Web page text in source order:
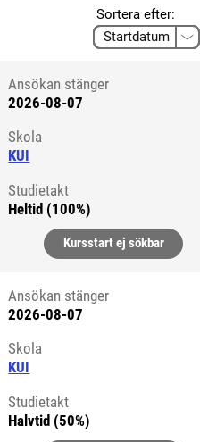
Sortera efter:
Ansökan stänger
2026-08-07
Skola
KUI
Studietakt
Heltid (100%)
Kursstart ej sökbar
Ansökan stänger
2026-08-07
Skola
KUI
Studietakt
Halvtid (50%)